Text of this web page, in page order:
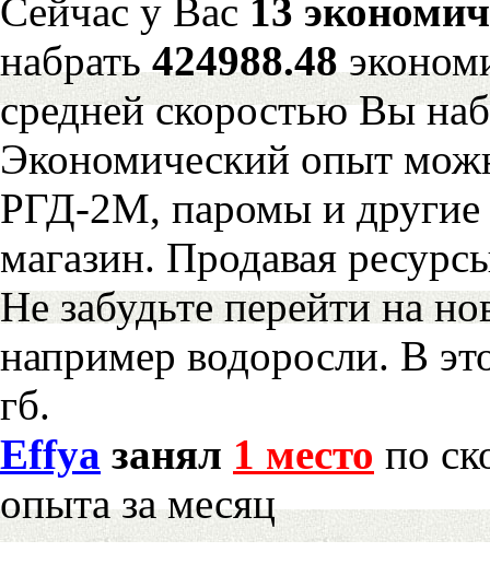
Сейчас у Вас 13
набрать424988.48
средней скоростью Вы
Экономический опыт
РГД-2М, паромы и другие
магазин. Продавая
Не забудьте перейти на
например водоросли. В
гб.
Effya занял 1 место по
опыта за месяц